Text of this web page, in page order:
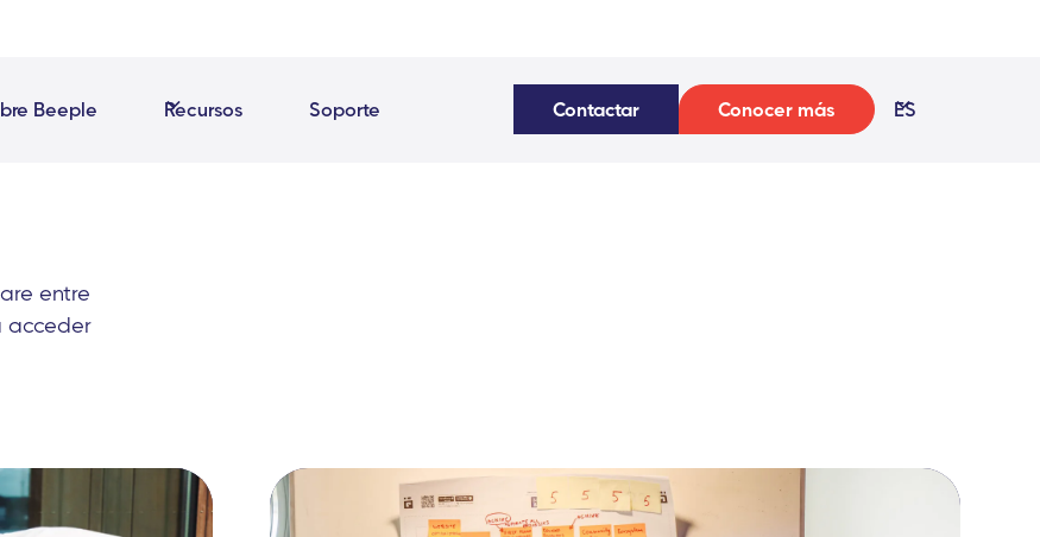
Beeple Recursos Soporte Contactar Conocer más ES
entre
acceder